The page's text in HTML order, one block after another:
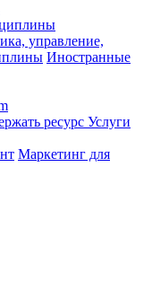
управление,
Иностранные
ресурс Услуги
Маркетинг для